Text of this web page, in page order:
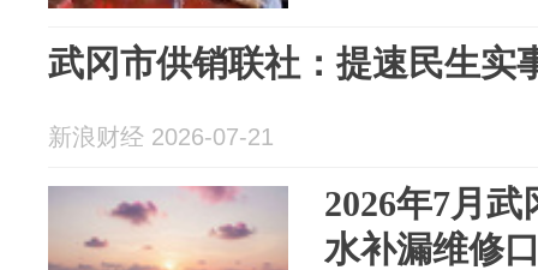
武冈市供销联社：提速民生实
新浪财经 2026-07-21
2026年7月
水补漏维修